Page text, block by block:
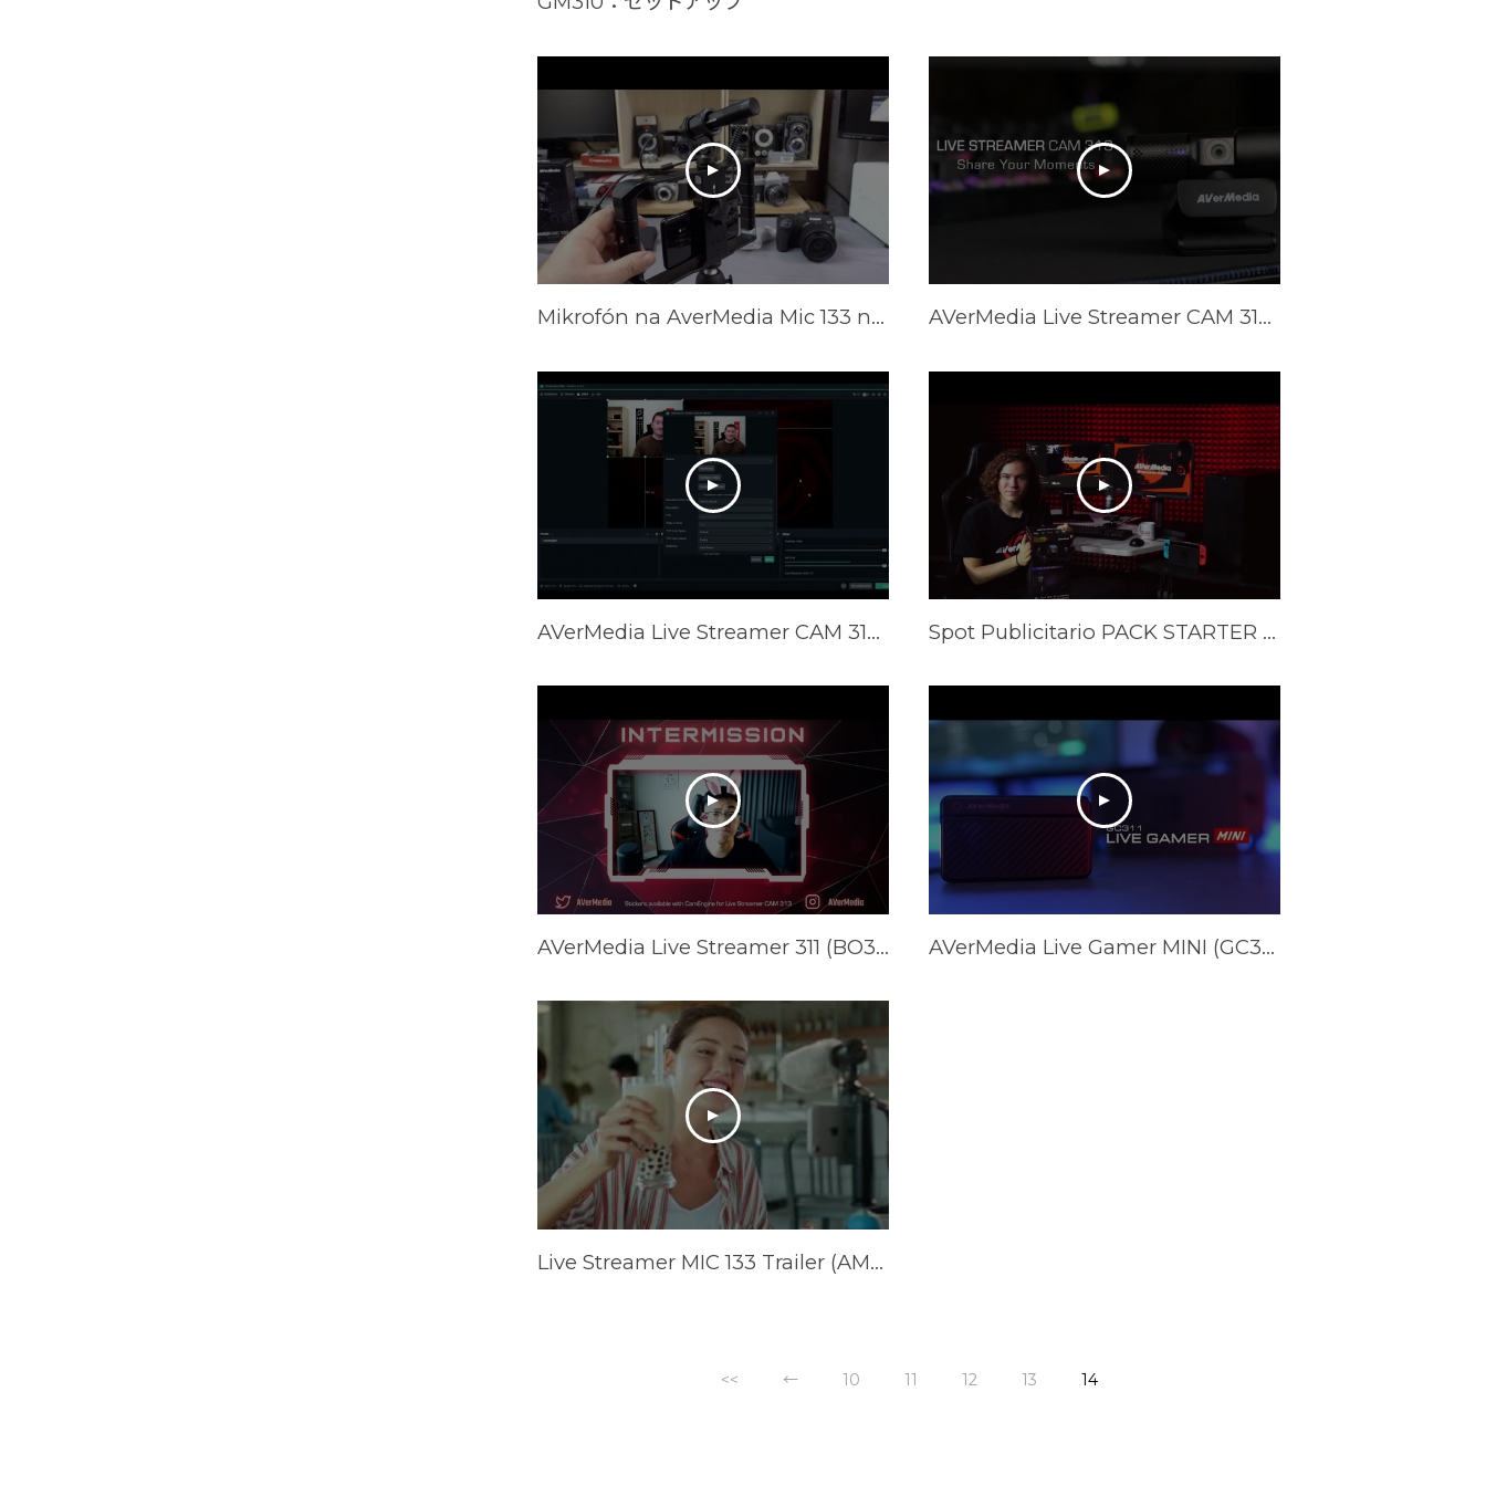
Mikrofón na AverMedia Mic 133 na nahrávanie a streamovanie videa AVerMedia Live Streamer CAM 313 (PW313) Official Trailer
AVerMedia Live Streamer CAM 313 CamEngine (PW313) Tutorial Spot Publicitario PACK STARTER YOUTUBER
AVerMedia Live Streamer 311 (BO311) Official Trailer Feat. GamerBee AVerMedia Live Gamer MINI (GC311) Official Trailer
Live Streamer MIC 133 Trailer (AM133)
<< ← 10 11 12 13 14